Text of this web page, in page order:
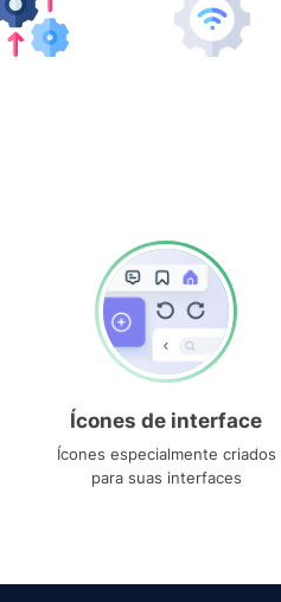
Ícones de interface
Ícones especialmente criados
para suas interfaces